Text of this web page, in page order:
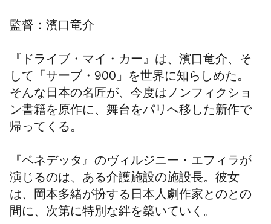
監督：濱口竜介
『ドライブ・マイ・カー』は、濱口竜介、そ
して「サーブ・900」を世界に知らしめた。
そんな日本の名匠が、今度はノンフィクショ
ン書籍を原作に、舞台をパリへ移した新作で
帰ってくる。
『ベネデッタ』のヴィルジニー・エフィラが
演じるのは、ある介護施設の施設長。彼女
は、岡本多緒が扮する日本人劇作家とのとの
間に、次第に特別な絆を築いていく。